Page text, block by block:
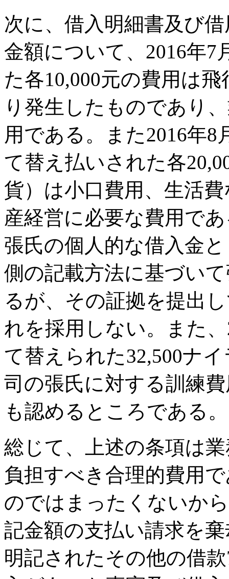
次に、借入明細書及び
金額について、2016年7
た各10,000元の費用は
り発生したものであり
用である。また2016年8
て替え払いされた各
貨）は小口費用、生活
産経営に必要な費用で
張氏の個人的な借入金
側の記載方法に基づい
るが、その証拠を提出
れを採用しない。また
て替えられた32,500ナ
司の張氏に対する訓練
も認めるところである。
総じて、上述の条項は
負担すべき合理的費用
のではまったくないか
記金額の支払い請求を
明記されたその他の借